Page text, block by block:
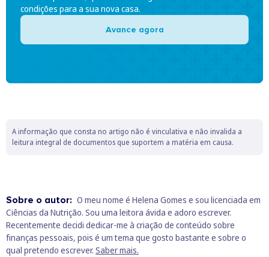
condições para a sua nova casa.
Avance agora
A informação que consta no artigo não é vinculativa e não invalida a
leitura integral de documentos que suportem a matéria em causa.
Sobre o autor: O meu nome é Helena Gomes e sou licenciada em
Ciências da Nutrição. Sou uma leitora ávida e adoro escrever.
Recentemente decidi dedicar-me à criação de conteúdo sobre
finanças pessoais, pois é um tema que gosto bastante e sobre o
qual pretendo escrever. Saber mais.